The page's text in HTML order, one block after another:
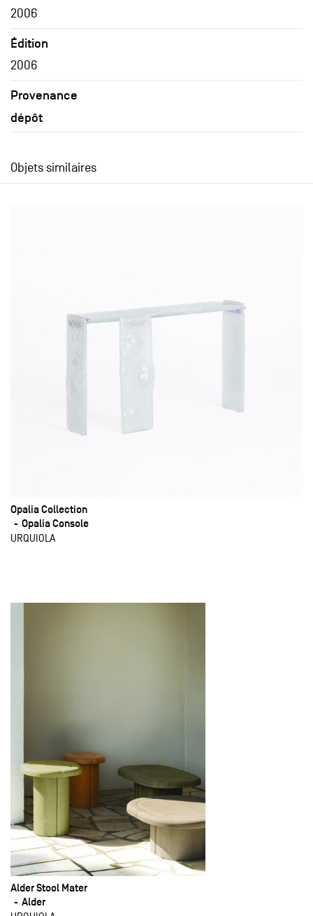
2006
Édition
2006
Provenance
dépôt
Objets similaires
Opalia Collection
Opalia Console
URQUIOLA
Alder Stool Mater
Alder